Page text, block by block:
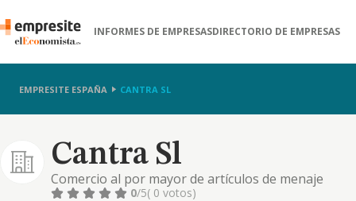
INFORMES DE EMPRESASDIRECTORIO DE EMPRESAS
EMPRESITE ESPAÑA CANTRA SL
Cantra Sl
Comercio al por mayor de artículos de menaje
0/5( 0 votos)